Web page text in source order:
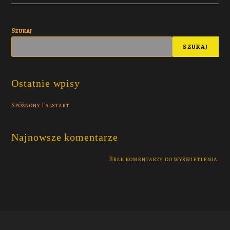
Szukaj
SZUKAJ
Ostatnie wpisy
Spóźnony Falstart
Najnowsze komentarze
Brak komentarzy do wyświetlenia.